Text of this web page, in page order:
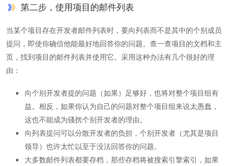
第二步，使用项目的邮件列表
当某个项目存在开发者邮件列表时，要向列表而不是其中的个别成员
提问，即使你确信他能最好地回答你的问题。查一查项目的文档和主
页，找到项目的邮件列表并使用它。采用这种办法有几个很好的理
由：
向个别开发者提的问题（如果）足够好，也将对整个项目组有
益。相反，如果你认为自己的问题对整个项目组来说太愚蠢，
这也不能成为骚扰个别开发者的理由。
向列表提问可以分散开发者的负担，个别开发者（尤其是项目
领导）也许太忙以至于没法回答你的问题。
大多数邮件列表都要存档，那些存档将被搜索引擎索引，如果